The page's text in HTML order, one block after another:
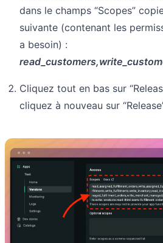
dans le champs “Scopes”
suivante (contenant les
a besoin) :
Cliquez tout en bas sur
cliquez à nouveau sur